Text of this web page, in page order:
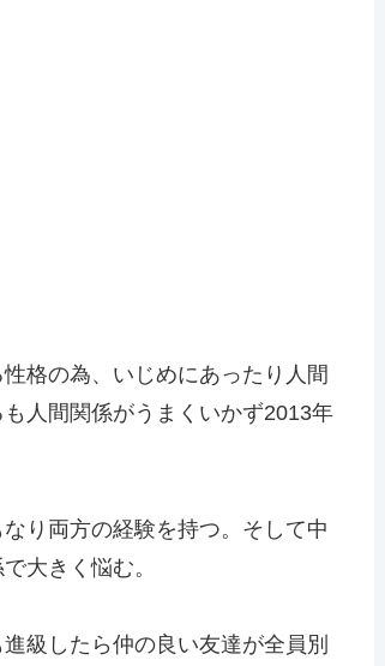
格の為、いじめにあったり人間
人間関係がうまくいかず2013年
り両方の経験を持つ。そして中
大きく悩む。
級したら仲の良い友達が全員別